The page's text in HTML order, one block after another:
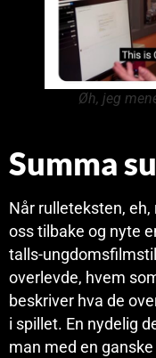
Øh, jeg
Summa
Når rulleteksten,
oss tilbake og nyte
talls-
overlevde, hvem
beskriver hva de
i spillet. En nydelig
man med en